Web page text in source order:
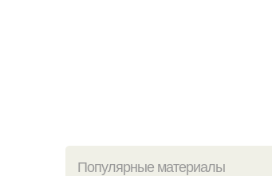
Популярные материалы